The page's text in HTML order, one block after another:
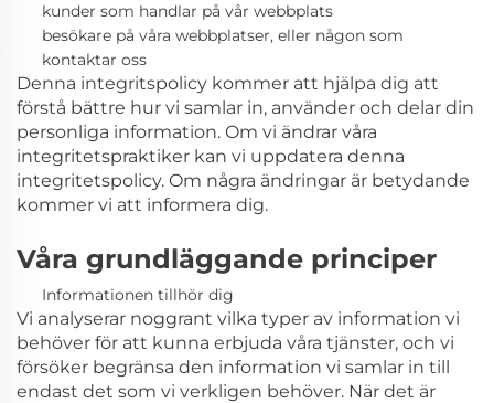
kunder som handlar på vår webbplats
besökare på våra webbplatser, eller någon som
kontaktar oss
Denna integritspolicy kommer att hjälpa dig att
förstå bättre hur vi samlar in, använder och delar din
personliga information. Om vi ändrar våra
integritetspraktiker kan vi uppdatera denna
integritetspolicy. Om några ändringar är betydande
kommer vi att informera dig.
Våra grundläggande principer
Informationen tillhör dig
Vi analyserar noggrant vilka typer av information vi
behöver för att kunna erbjuda våra tjänster, och vi
försöker begränsa den information vi samlar in till
endast det som vi verkligen behöver. När det är